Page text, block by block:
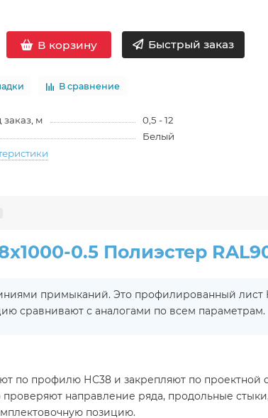
В корзину Быстрый заказ
В сравнение
м
0,5 - 12
Белый
0.5 Полиэстер
примыканий. Это профилированный
сравнивают с аналогами по всем параметрам.
профилю НС38 и закрепляют по проектной
направление ряда, продольные
позицию.